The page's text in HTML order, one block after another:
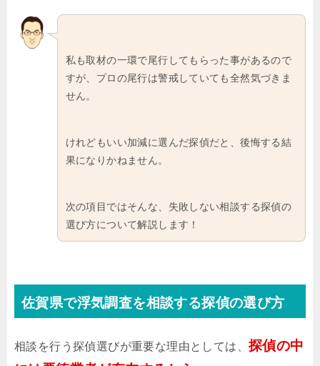
私も取材の一環で尾行してもらった事があるので
すが、プロの尾行は警戒していても全然気づきま
せん。
けれどもいい加減に選んだ探偵だと、後悔する結
果になりかねません。
次の項目ではそんな、失敗しない相談する探偵の
選び方について解説します！
佐賀県で浮気調査を相談する探偵の選び方
相談を行う探偵選びが重要な理由としては、 探偵の中